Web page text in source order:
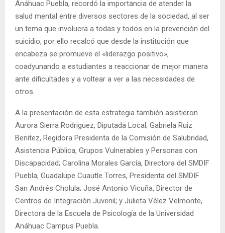
Anáhuac Puebla, recordó la importancia de atender la
salud mental entre diversos sectores de la sociedad, al ser
un tema que involucra a todas y todos en la prevención del
suicidio, por ello recalcó que desde la institución que
encabeza se promueve el «liderazgo positivo»,
coadyunando a estudiantes a reaccionar de mejor manera
ante dificultades y a voltear a ver a las necesidades de
otros.
A la presentación de esta estrategia también asistieron
Aurora Sierra Rodriguez, Diputada Local; Gabriela Ruiz
Benitez, Regidora Presidenta de la Comisión de Salubridad,
Asistencia Pública, Grupos Vulnerables y Personas con
Discapacidad; Carolina Morales García, Directora del SMDIF
Puebla; Guadalupe Cuautle Torres, Presidenta del SMDIF
San Andrés Cholula; José Antonio Vicuña, Director de
Centros de Integración Juvenil; y Julieta Vélez Velmonte,
Directora de la Escuela de Psicología de la Universidad
Anáhuac Campus Puebla.